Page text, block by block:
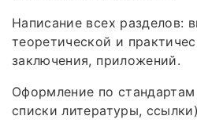
Написание всех разделов:
теоретической и
заключения, приложений.
Оформление по
списки литературы,